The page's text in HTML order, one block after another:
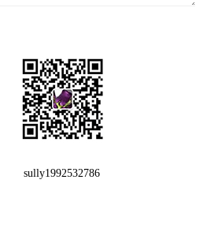
sully1992532786